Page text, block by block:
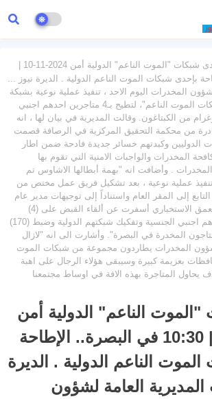
بإحدى شبكات الموت الناعم الدولية . الديرة نيوز ...
المخدرات اليوم الاحد ، تنفيذ عملية نوعية بشبكة
دولة او ماوصفتهم بـ"شبكات الموت الناعم"، لتطيح بـ4 متاجرين احدهم اجنبي
وضبط 170 كيلوغرام من الكبتاغون. وقالت المديرية في بيان لها ، انه
من محكمة التحقيق المركزية في الرصافة قصمت
الدوليين وكبدتهم خسائر جديدة فادحة ضمن اطار
المخدرات والواجبات الامنية التي تقوم بها
المخدرات . وأضافت انه "بهمة أبطالها الاشاوس تم
عملية نوعية ، بعد تشكيل فريق عمل مختص من
إلى المقر العام واستناداً إلى توجيهات مدير عام
شؤون المخدرات ذات العمق الاستخباري أسفرت عن ألقاء القبض على (4)
متاجرين بالمخدرات أحدهم اجنبي الجنسية وتفكيك شبكتهم الدولية وضبط (170)
المخدرة في البصرة". وأشارت الى انه "لازال
المخدرات يطاردون مجموعة من شبكات الموت
بعزيمة كبيرة وسيبقى هؤلاء الرجال على اهبة
يحاول المتاجرة بهذه الافة في اوساط مجتمعنا
الناعم" الدولية أمن
2024-11-10 | 10:30 في البصرة.. الإطاحة
الناعم الدولية . الديرة
العامة لشؤون